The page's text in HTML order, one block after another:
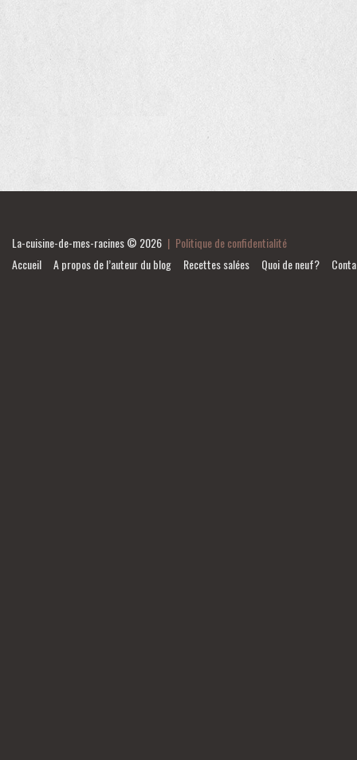
La-cuisine-de-mes-racines© 2026 | Politique de confidentialité
Accueil
A propos de l’auteur du blog Recettes salées Quoi de neuf?